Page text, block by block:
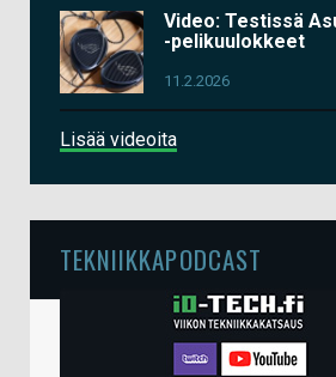
Video: Testissä
-pelikuulokkeet
11.2.2026
Lisää videoita
TEKNIIKKAPODCAST